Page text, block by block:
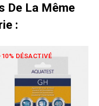
De La Même
:
10% DÉSACTIVÉ